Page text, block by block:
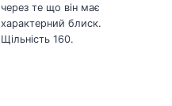
через те що він має
характерний блиск.
Щільність 160.